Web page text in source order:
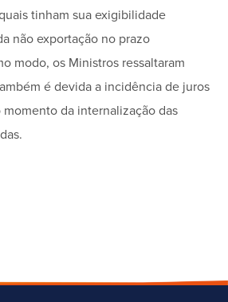
tinham sua exigibilidade
não exportação no prazo
modo, os Ministros ressaltaram
é devida a incidência de juros
da internalização das